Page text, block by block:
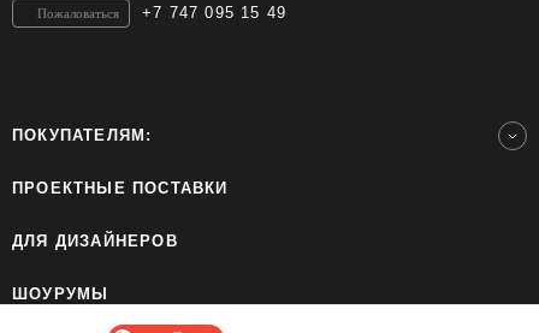
+7 747 095 15 49
Пожаловаться
ПОКУПАТЕЛЯМ:
ПРОЕКТНЫЕ ПОСТАВКИ
ДЛЯ ДИЗАЙНЕРОВ
ШОУРУМЫ